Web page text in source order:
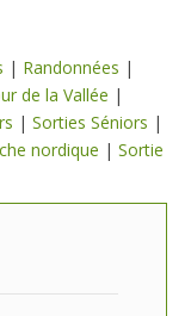
| Randonnées |
de la Vallée |
| Sorties Séniors |
nordique | Sortie